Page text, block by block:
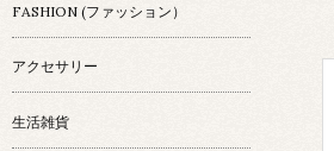
FASHION (ファッション）
アクセサリー
生活雑貨